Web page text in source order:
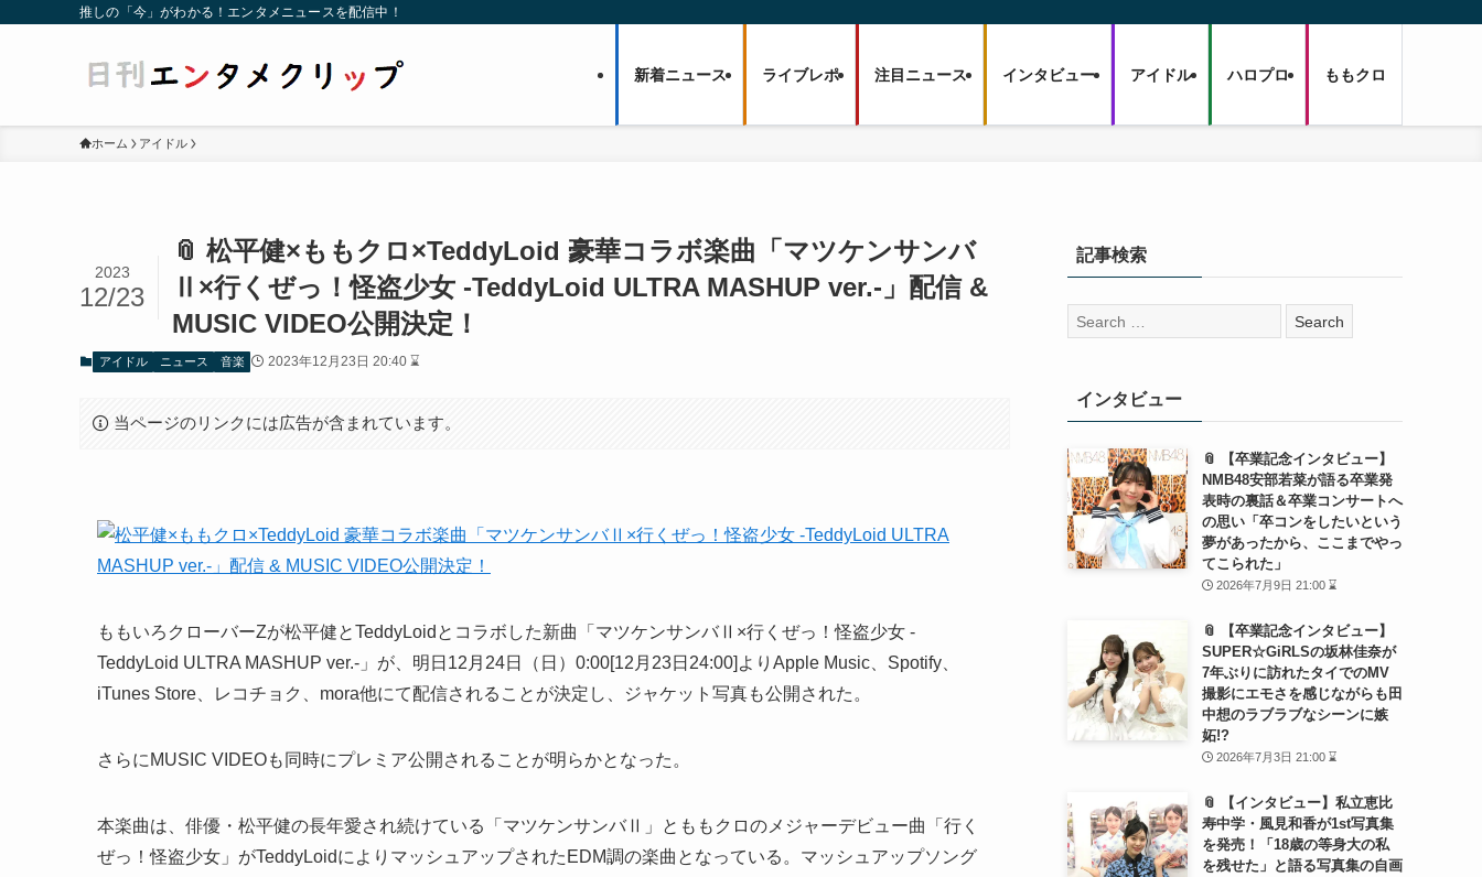
推しの「今」がわかる！エンタメニュースを配信中！
新着ニュース ライブレポ 注目ニュース インタビュー アイドル ハロプロ ももクロ
ホーム アイドル
📎 松平健×ももクロ×TeddyLoid 豪華コラボ楽曲「マツケンサンバ
Ⅱ×行くぜっ！怪盗少女 -TeddyLoid ULTRA MASHUP ver.-」配信 &
MUSIC VIDEO公開決定！
2023
12/23
アイドル ニュース 音楽 2023年12月23日 20:40 ⌛
当ページのリンクには広告が含まれています。
ももいろクローバーZが松平健とTeddyLoidとコラボした新曲「マツケンサンバⅡ×行くぜっ！怪盗少女 -
TeddyLoid ULTRA MASHUP ver.-」が、明日12月24日（日）0:00[12月23日24:00]よりApple Music、Spotify、
iTunes Store、レコチョク、mora他にて配信されることが決定し、ジャケット写真も公開された。
さらにMUSIC VIDEOも同時にプレミア公開されることが明らかとなった。
本楽曲は、俳優・松平健の長年愛され続けている「マツケンサンバⅡ」とももクロのメジャーデビュー曲「行く
ぜっ！怪盗少女」がTeddyLoidによりマッシュアップされたEDM調の楽曲となっている。マッシュアップソング
記事検索
検
索:
インタビュー
📎 【卒業記念インタビュー】
NMB48安部若菜が語る卒業発
表時の裏話＆卒業コンサートへ
の思い「卒コンをしたいという
夢があったから、ここまでやっ
てこられた」
2026年7月9日 21:00 ⌛
📎 【卒業記念インタビュー】
SUPER☆GiRLSの坂林佳奈が
7年ぶりに訪れたタイでのMV
撮影にエモさを感じながらも田
中想のラブラブなシーンに嫉
妬!?
2026年7月3日 21:00 ⌛
📎 【インタビュー】私立恵比
寿中学・風見和香が1st写真集
を発売！「18歳の等身大の私
を残せた」と語る写真集の自画